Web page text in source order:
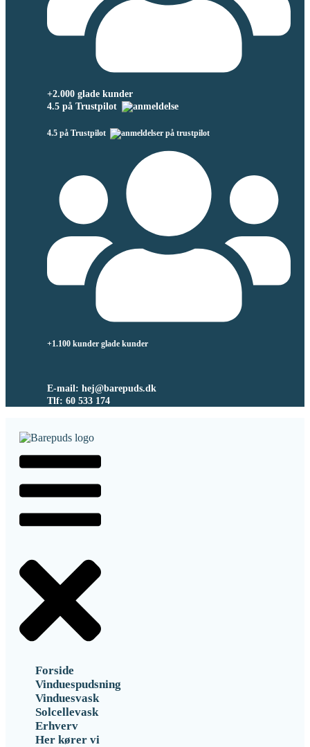
+2.000 glade kunder
4.5 på Trustpilot
4.5 på Trustpilot
+1.100 kunder glade kunder
E-mail: hej@barepuds.dk
Tlf: 60 533 174
Forside
Vinduespudsning
Vinduesvask
Solcellevask
Erhverv
Her kører vi